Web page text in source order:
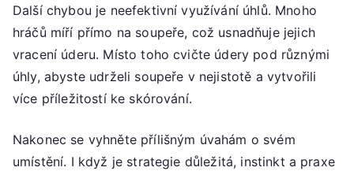
Další chybou je neefektivní využívání úhlů. Mnoho
hráčů míří přímo na soupeře, což usnadňuje jejich
vracení úderu. Místo toho cvičte údery pod různými
úhly, abyste udrželi soupeře v nejistotě a vytvořili
více příležitostí ke skórování.
Nakonec se vyhněte přílišným úvahám o svém
umístění. I když je strategie důležitá, instinkt a praxe